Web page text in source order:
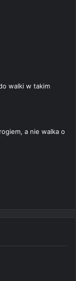
walki w takim
a nie walka o